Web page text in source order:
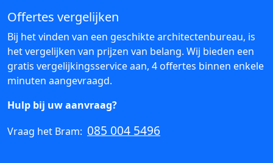
Offertes vergelijken
Bij het vinden van een geschikte architectenbureau, is
het vergelijken van prijzen van belang. Wij bieden een
gratis vergelijkingsservice aan, 4 offertes binnen enkele
minuten aangevraagd.
Hulp bij uw aanvraag?
Vraag het Bram: 085 004 5496